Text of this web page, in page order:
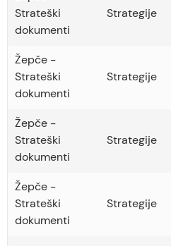
Strateški
dokumenti
Strategije
Žepče -
Strateški
dokumenti
Strategije
Žepče -
Strateški
dokumenti
Strategije
Žepče -
Strateški
dokumenti
Strategije